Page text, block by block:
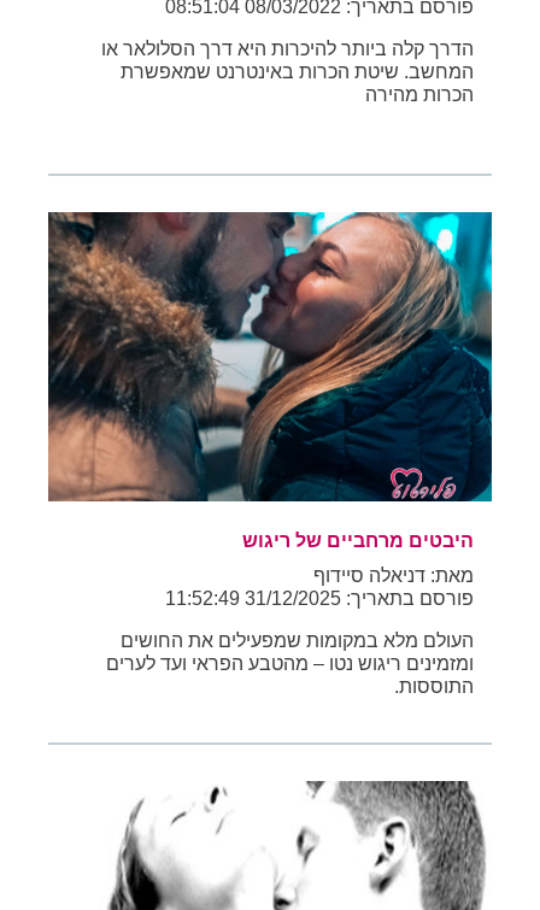
פורסם בתאריך: 08/03/2022 08:51:04
הדרך קלה ביותר להיכרות היא דרך הסלולאר או
המחשב. שיטת הכרות באינטרנט שמאפשרת
הכרות מהירה
היבטים מרחביים של ריגוש
מאת: דניאלה סיידוף
פורסם בתאריך: 31/12/2025 11:52:49
העולם מלא במקומות שמפעילים את החושים
ומזמינים ריגוש נטו – מהטבע הפראי ועד לערים
התוססות.